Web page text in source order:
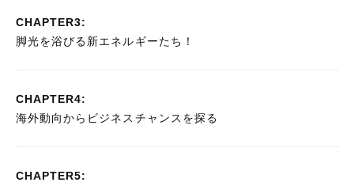
CHAPTER3:
脚光を浴びる新エネルギーたち！
CHAPTER4:
海外動向からビジネスチャンスを探る
CHAPTER5: